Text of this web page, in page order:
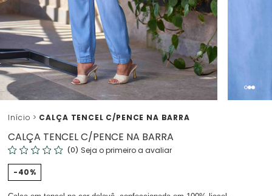
Início CALÇA TENCEL C/PENCE NA BARRA
CALÇA TENCEL C/PENCE NA BARRA
(0) Seja o primeiro a avaliar
40%